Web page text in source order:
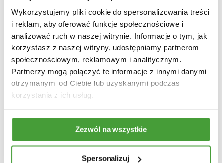
Wykorzystujemy pliki cookie do spersonalizowania treści
i reklam, aby oferować funkcje społecznościowe i
analizować ruch w naszej witrynie. Informacje o tym, jak
korzystasz z naszej witryny, udostępniamy partnerom
społecznościowym, reklamowym i analitycznym.
Partnerzy mogą połączyć te informacje z innymi danymi
otrzymanymi od Ciebie lub uzyskanymi podczas
korzystania z ich usług.
Zezwól na wszystkie
Spersonalizuj
Może Cię również zainteresować
24.07.2024